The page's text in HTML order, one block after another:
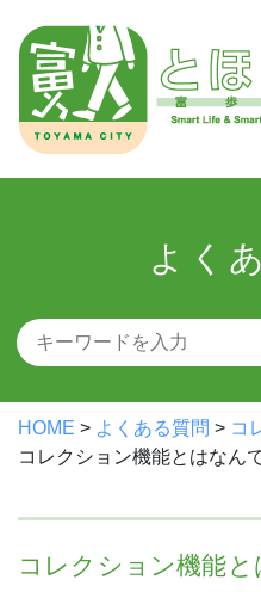
content
よく
HOME > よくある質問 > コ
コレクション機能とはなん
コレクション機能と